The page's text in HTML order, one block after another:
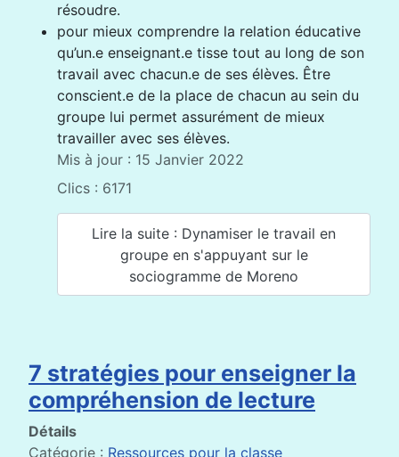
résoudre.
pour mieux comprendre la relation éducative
qu’un.e enseignant.e tisse tout au long de son
travail avec chacun.e de ses élèves. Être
conscient.e de la place de chacun au sein du
groupe lui permet assurément de mieux
travailler avec ses élèves.
Mis à jour : 15 Janvier 2022
Clics : 6171
Lire la suite : Dynamiser le travail en
groupe en s'appuyant sur le
sociogramme de Moreno
7 stratégies pour enseigner la
compréhension de lecture
Détails
Catégorie : Ressources pour la classe